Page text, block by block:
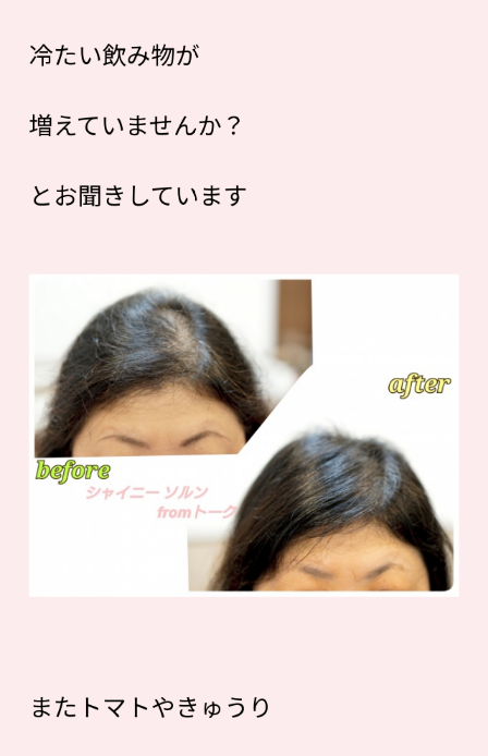
冷たい飲み物が
増えていませんか？
とお聞きしています
またトマトやきゅうり